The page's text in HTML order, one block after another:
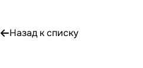
Назад к списку